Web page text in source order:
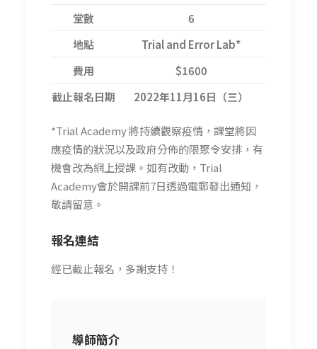
堂數
6
地點
Trial and Error Lab*
費用
$1600
截止報名日期
2022年11月16日（三）
*Trial Academy 將持續觀察疫情，課堂將因
應疫情的狀況以及政府分佈的限聚令安排，有
機會改為網上授課。如有改動，Trial
Academy會於開課前7日透過電郵發出通知，
敬請留意。
報名連結
經已截止報名，多謝支持！
導師簡介